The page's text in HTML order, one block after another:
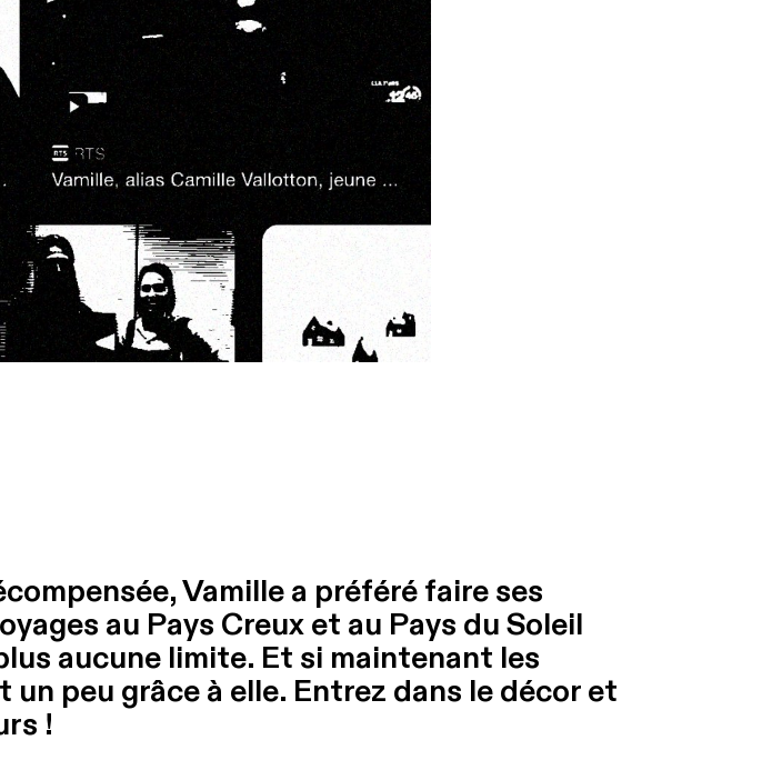
Vamille a préféré faire ses
au Pays Creux et au Pays du Soleil
aucune limite. Et si maintenant les
peu grâce à elle. Entrez dans le décor et
!